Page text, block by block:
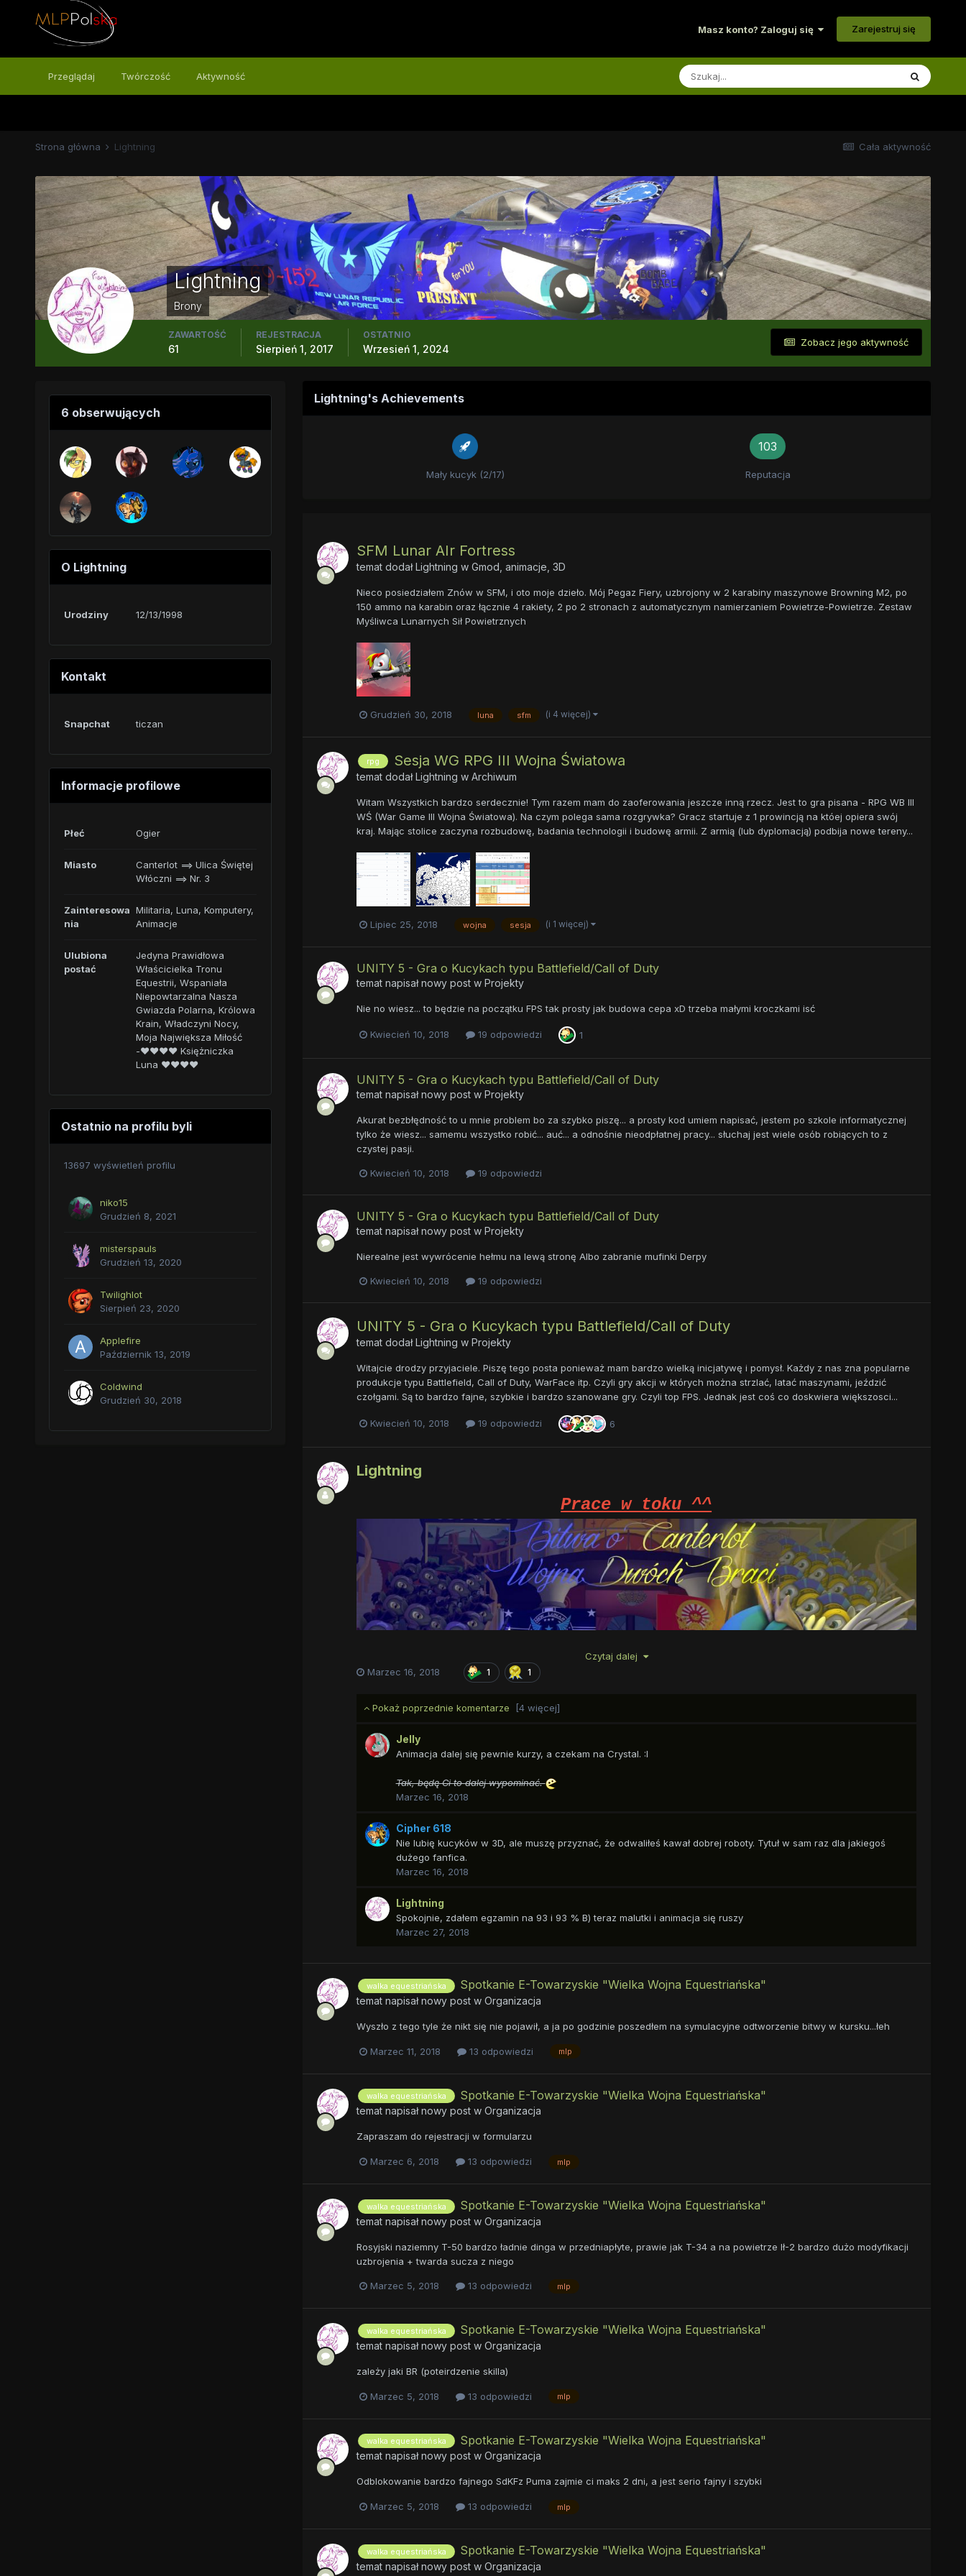
Masz konto? Zaloguj się Zarejestruj się
Przeglądaj Twórczość Aktywność
Cała aktywność
Strona główna Lightning
Lightning
Brony
Zobacz jego aktywność
ZAWARTOŚĆ
61
REJESTRACJA
Sierpień 1, 2017
OSTATNIO
Wrzesień 1, 2024
6 obserwujących
O Lightning
Urodziny 12/13/1998
Kontakt
Snapchat ticzan
Informacje profilowe
Płeć Ogier
Miasto
Canterlot ==> Ulica Świętej
Włóczni ==> Nr. 3
Zainteresowa
nia
Militaria, Luna, Komputery,
Animacje
Ulubiona
postać
Jedyna Prawidłowa
Właścicielka Tronu
Equestrii, Wspaniała
Niepowtarzalna Nasza
Gwiazda Polarna, Królowa
Krain, Władczyni Nocy,
Moja Największa Miłość
-♥♥♥♥ Księżniczka
Luna ♥♥♥♥
Ostatnio na profilu byli
13697 wyświetleń profilu
niko15
Grudzień 8, 2021
misterspauls
Grudzień 13, 2020
Twilighlot
Sierpień 23, 2020
Applefire
Październik 13, 2019
Coldwind
Grudzień 30, 2018
Lightning's Achievements
Mały kucyk (2/17)
103
Reputacja
SFM Lunar AIr Fortress
temat dodałLightning w Gmod, animacje, 3D
Nieco posiedziałem Znów w SFM, i oto moje dzieło. Mój Pegaz Fiery, uzbrojony w 2 karabiny maszynowe Browning M2, po
150 ammo na karabin oraz łącznie 4 rakiety, 2 po 2 stronach z automatycznym namierzaniem Powietrze-Powietrze. Zestaw
Myśliwca Lunarnych Sił Powietrznych
Grudzień 30, 2018 luna sfm (i 4 więcej)
rpg Sesja WG RPG III Wojna Światowa
temat dodałLightning w Archiwum
Witam Wszystkich bardzo serdecznie! Tym razem mam do zaoferowania jeszcze inną rzecz. Jest to gra pisana - RPG WB III
WŚ (War Game III Wojna Światowa). Na czym polega sama rozgrywka? Gracz startuje z 1 prowincją na któej opiera swój
kraj. Mając stolice zaczyna rozbudowę, badania technologii i budowę armii. Z armią (lub dyplomacją) podbija nowe tereny...
Lipiec 25, 2018 wojna sesja (i 1 więcej)
UNITY 5 - Gra o Kucykach typu Battlefield/Call of Duty
temat napisał nowy post w Projekty
Nie no wiesz... to będzie na początku FPS tak prosty jak budowa cepa xD trzeba małymi kroczkami isć
Kwiecień 10, 2018 19 odpowiedzi 1
UNITY 5 - Gra o Kucykach typu Battlefield/Call of Duty
temat napisał nowy post w Projekty
Akurat bezbłędność to u mnie problem bo za szybko piszę... a prosty kod umiem napisać, jestem po szkole informatycznej
tylko że wiesz... samemu wszystko robić... auć... a odnośnie nieodpłatnej pracy... słuchaj jest wiele osób robiących to z
czystej pasji.
Kwiecień 10, 2018 19 odpowiedzi
UNITY 5 - Gra o Kucykach typu Battlefield/Call of Duty
temat napisał nowy post w Projekty
Nierealne jest wywrócenie hełmu na lewą stronę Albo zabranie mufinki Derpy
Kwiecień 10, 2018 19 odpowiedzi
UNITY 5 - Gra o Kucykach typu Battlefield/Call of Duty
temat dodałLightning w Projekty
Witajcie drodzy przyjaciele. Piszę tego posta ponieważ mam bardzo wielką inicjatywę i pomysł. Każdy z nas zna popularne
produkcje typu Battlefield, Call of Duty, WarFace itp. Czyli gry akcji w których można strzlać, latać maszynami, jeździć
czołgami. Są to bardzo fajne, szybkie i bardzo szanowane gry. Czyli top FPS. Jednak jest coś co doskwiera większosci...
Kwiecień 10, 2018 19 odpowiedzi 6
Lightning
Prace w toku ^^
Czytaj dalej
Marzec 16, 2018
1 1
Pokaż poprzednie komentarze [4 więcej]
Jelly
Animacja dalej się pewnie kurzy, a czekam na Crystal. :I
Tak, będę Ci to dalej wypominać.
Marzec 16, 2018
Cipher 618
Nie lubię kucyków w 3D, ale muszę przyznać, że odwaliłeś kawał dobrej roboty. Tytuł w sam raz dla jakiegoś
dużego fanfica.
Marzec 16, 2018
Lightning
Spokojnie, zdałem egzamin na 93 i 93 % B) teraz malutki i animacja się ruszy
Marzec 27, 2018
walka equestriańska Spotkanie E-Towarzyskie "Wielka Wojna Equestriańska"
temat napisał nowy post w Organizacja
Wyszło z tego tyle że nikt się nie pojawił, a ja po godzinie poszedłem na symulacyjne odtworzenie bitwy w kursku...łeh
Marzec 11, 2018 13 odpowiedzi mlp
walka equestriańska Spotkanie E-Towarzyskie "Wielka Wojna Equestriańska"
temat napisał nowy post w Organizacja
Zapraszam do rejestracji w formularzu
Marzec 6, 2018 13 odpowiedzi mlp
walka equestriańska Spotkanie E-Towarzyskie "Wielka Wojna Equestriańska"
temat napisał nowy post w Organizacja
Rosyjski naziemny T-50 bardzo ładnie dinga w przedniapłyte, prawie jak T-34 a na powietrze Ił-2 bardzo dużo modyfikacji
uzbrojenia + twarda sucza z niego
Marzec 5, 2018 13 odpowiedzi mlp
walka equestriańska Spotkanie E-Towarzyskie "Wielka Wojna Equestriańska"
temat napisał nowy post w Organizacja
zależy jaki BR (poteirdzenie skilla)
Marzec 5, 2018 13 odpowiedzi mlp
walka equestriańska Spotkanie E-Towarzyskie "Wielka Wojna Equestriańska"
temat napisał nowy post w Organizacja
Odblokowanie bardzo fajnego SdKFz Puma zajmie ci maks 2 dni, a jest serio fajny i szybki
Marzec 5, 2018 13 odpowiedzi mlp
walka equestriańska Spotkanie E-Towarzyskie "Wielka Wojna Equestriańska"
temat napisał nowy post w Organizacja